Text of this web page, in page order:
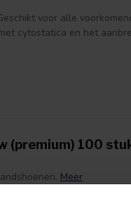
voor alle
cytostatica en het
(premium) 100
Meer